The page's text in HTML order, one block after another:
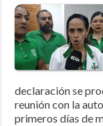
declaración se
reunión con la
primeros días de